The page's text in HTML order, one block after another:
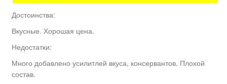
Достоинства:
Вкусные. Хорошая цена.
Недостатки:
Много добавлено усилитлей вкуса, консервантов. Плохой
состав.